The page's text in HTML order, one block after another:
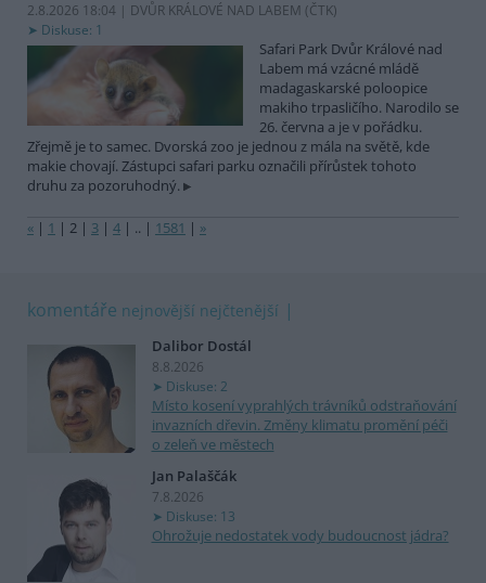
2.8.2026 18:04 | DVŮR KRÁLOVÉ NAD LABEM (ČTK)
Diskuse: 1
Safari Park Dvůr Králové nad
Labem má vzácné mládě
madagaskarské poloopice
makiho trpasličího. Narodilo se
26. června a je v pořádku.
Zřejmě je to samec. Dvorská zoo je jednou z mála na světě, kde
makie chovají. Zástupci safari parku označili přírůstek tohoto
druhu za pozoruhodný.
« | 1 | 2 | 3 | 4 | .. | 1581 | »
komentáře nejnovější nejčtenější
Dalibor Dostál
8.8.2026
Diskuse: 2
Místo kosení vyprahlých trávníků odstraňování
invazních dřevin. Změny klimatu promění péči
o zeleň ve městech
Jan Palaščák
7.8.2026
Diskuse: 13
Ohrožuje nedostatek vody budoucnost jádra?